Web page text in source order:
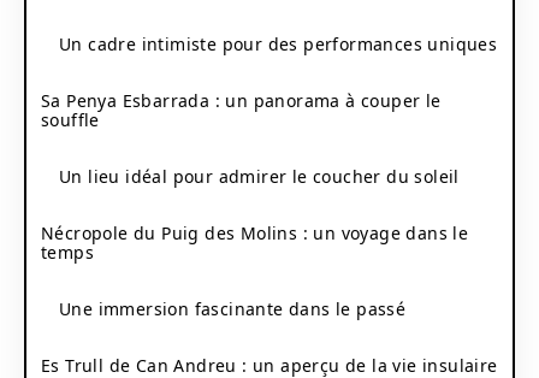
Un cadre intimiste pour des performances uniques
Sa Penya Esbarrada : un panorama à couper le
souffle
Un lieu idéal pour admirer le coucher du soleil
Nécropole du Puig des Molins : un voyage dans le
temps
Une immersion fascinante dans le passé
Es Trull de Can Andreu : un aperçu de la vie insulaire